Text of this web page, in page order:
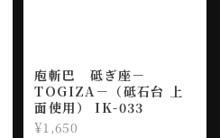
庖斬巴 砥ぎ座－
TOGIZA－（砥石台 上
面使用） IK-033
¥1,650